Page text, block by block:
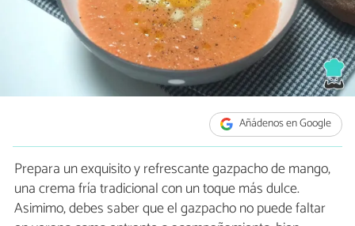
Añádenos en Google
Prepara un exquisito y refrescante gazpacho de mango,
una crema fría tradicional con un toque más dulce.
Asimimo, debes saber que el gazpacho no puede faltar